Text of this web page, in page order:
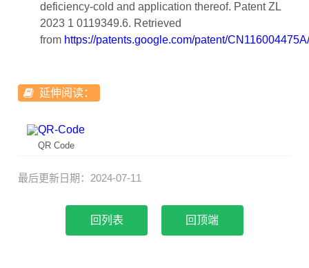
deficiency-cold and application thereof. Patent ZL
2023 1 0119349.6. Retrieved
from https://patents.google.com/patent/
延伸阅读：
QR Code
最后更新日期：2024-07-11
回顶端